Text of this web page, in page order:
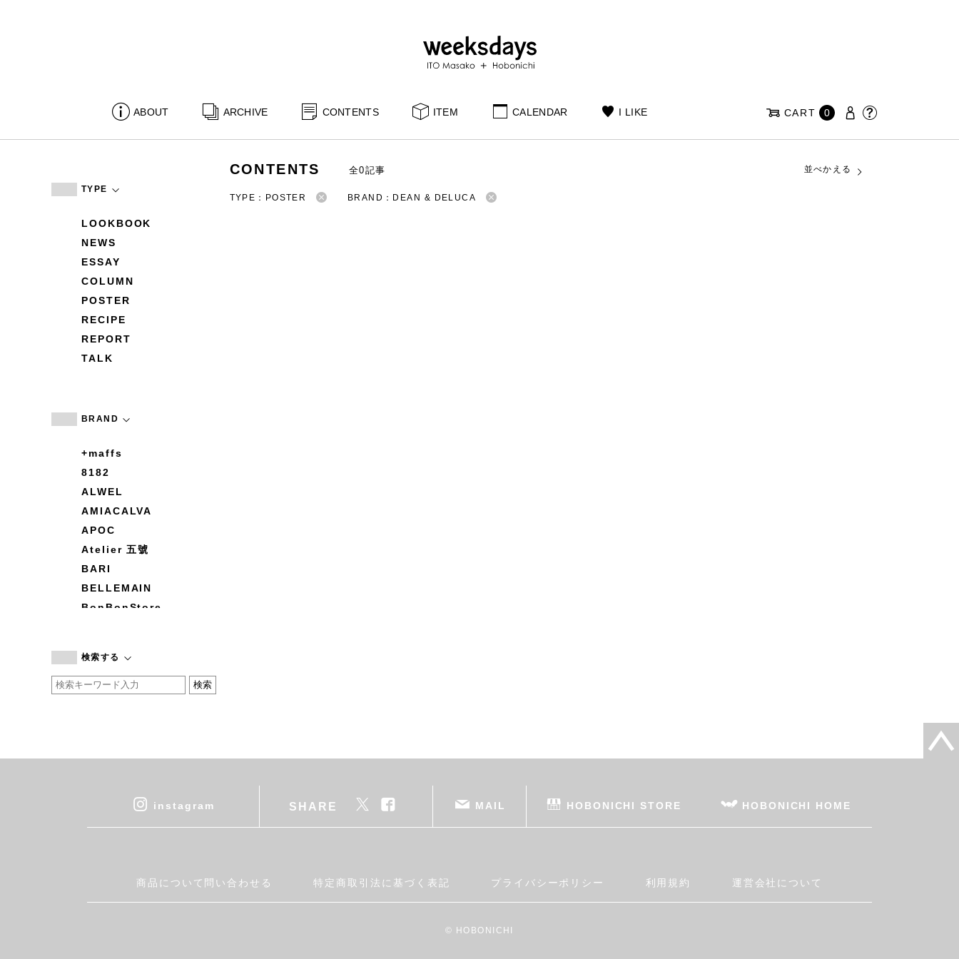
ABOUT ARCHIVE CONTENTS ITEM CALENDAR I LIKE CART 0
TYPE
LOOKBOOK
NEWS
ESSAY
COLUMN
POSTER
RECIPE
REPORT
TALK
BRAND
+maffs
8182
ALWEL
AMIACALVA
APOC
Atelier 五號
BARI
BELLEMAIN
BonBonStore
by basics
CATWORTH
cohan
DEAN & DELUCA
Fatima Morocco
検索する
CONTENTS 全0記事 並べかえる
TYPE：POSTER BRAND：DEAN & DELUCA
instagram SHARE MAIL HOBONICHI STORE HOBONICHI HOME
商品について問い合わせる 特定商取引法に基づく表記 プライバシーポリシー 利用規約 運営会社について
© HOBONICHI